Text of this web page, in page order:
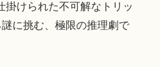
掛けられた不可解なトリッ
に挑む、極限の推理劇で